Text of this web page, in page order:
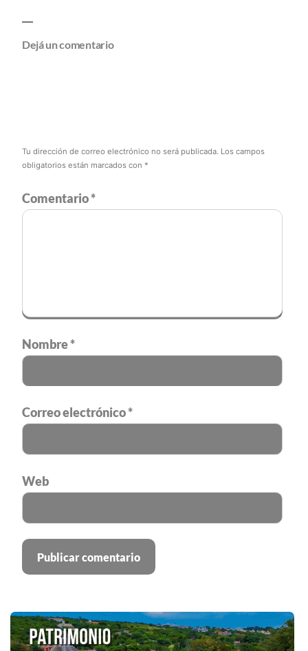
Dejá un comentario
Tu dirección de correo electrónico no será publicada. Los campos
obligatorios están marcados con *
Comentario*
Nombre*
Correo electrónico*
Web